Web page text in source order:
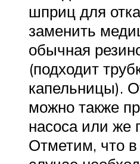
шприц для
заменить
обычная
(подходит
капельницы).
можно также
насоса или же
Отметим, что